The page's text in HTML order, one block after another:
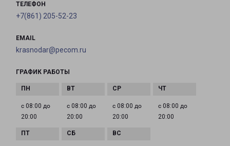
ТЕЛЕФОН
+7(861) 205-52-23
EMAIL
krasnodar@pecom.ru
ГРАФИК РАБОТЫ
с 08:00 до
20:00
с 08:00 до
20:00
с 08:00 до
20:00
с 08:00 до
20:00